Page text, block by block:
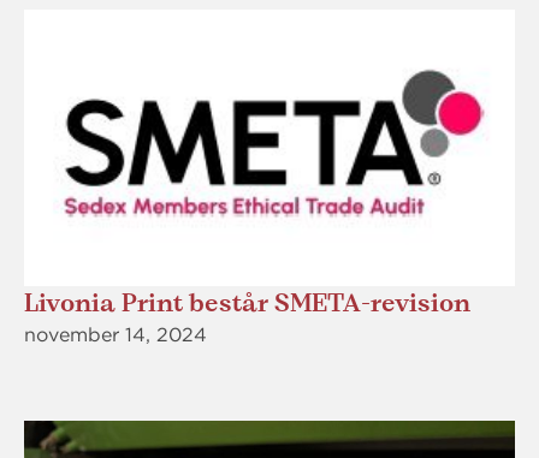
Livonia Print består SMETA-revision
november 14, 2024